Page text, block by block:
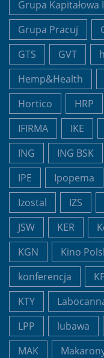
Grupa Kapitałowa
Grupa Pracuj
GTS
GVT
Hemp&Health
Hortico
HRP
IFIRMA
IKE
ING
ING BSK
IPE
Ipopema
Izostal
IZS
JSW
KER
KGN
Kino
konferencja
KTY
LPP
lubawa
MAK